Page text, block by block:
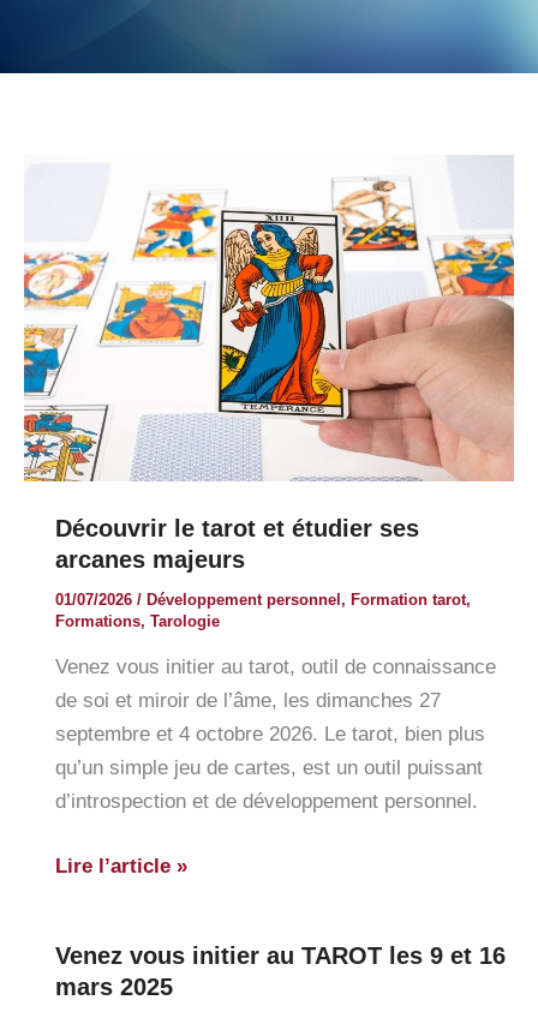
Découvrir le tarot et étudier ses
arcanes majeurs
01/07/2026 / Développement personnel , Formation tarot,
Formations, Tarologie
Venez vous initier au tarot, outil de connaissance
de soi et miroir de l’âme, les dimanches 27
septembre et 4 octobre 2026. Le tarot, bien plus
qu’un simple jeu de cartes, est un outil puissant
d’introspection et de développement personnel.
Découvrir
et
étudier
Lire l’article »
Venez vous initier au TAROT les 9 et 16
mars 2025